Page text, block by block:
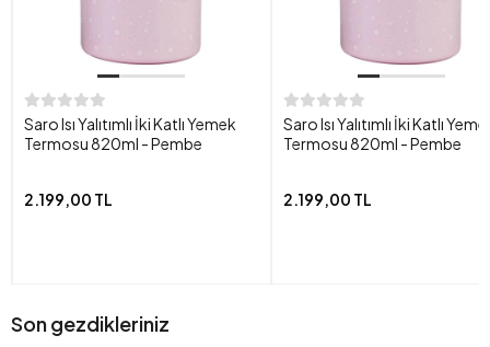
Saro Isı Yalıtımlı İki Katlı Yemek
Termosu 820ml - Pembe
2.199,00 TL
Saro Isı Yalıtımlı İki Katlı
Termosu 820ml - Pembe
2.199,00 TL
Son gezdikleriniz